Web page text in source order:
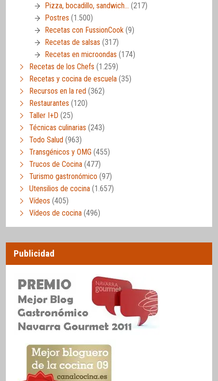
Pizza, bocadillo, sandwich… (217)
Postres (1.500)
Recetas con FussionCook (9)
Recetas de salsas (317)
Recetas en microondas (174)
Recetas de los Chefs (1.259)
Recetas y cocina de escuela (35)
Recursos en la red (362)
Restaurantes (120)
Taller I+D (25)
Técnicas culinarias (243)
Todo Salud (963)
Transgénicos y OMG (455)
Trucos de Cocina (477)
Turismo gastronómico (97)
Utensilios de cocina (1.657)
Vídeos (405)
Vídeos de cocina (496)
Publicidad